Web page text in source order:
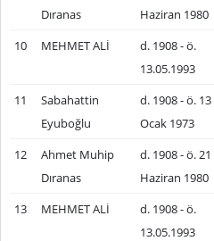
Dıranas
Haziran 1980
10 MEHMET ALİ
d. 1908 - ö.
13.05.1993
11
Sabahattin
Eyuboğlu
d. 1908 - ö. 13
Ocak 1973
12
Ahmet Muhip
Dıranas
d. 1908 - ö. 21
Haziran 1980
13 MEHMET ALİ
d. 1908 - ö.
13.05.1993